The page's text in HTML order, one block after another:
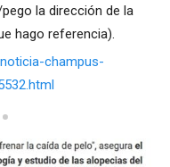
la dirección de la
hago referencia).
champus-